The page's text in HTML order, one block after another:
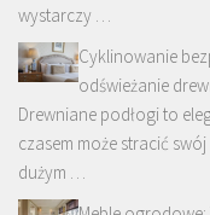
wystarczy …
Cyklinowanie
odświeżanie
Drewniane podłogi to
czasem może stracić
dużym …